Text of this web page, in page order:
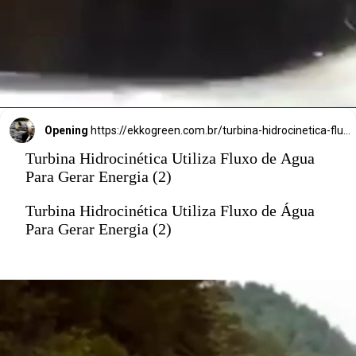
Opening
Turbina Hidrocinética Utiliza Fluxo de Água
Para Gerar Energia (2)
Turbina Hidrocinética Utiliza Fluxo de Água
Para Gerar Energia (2)